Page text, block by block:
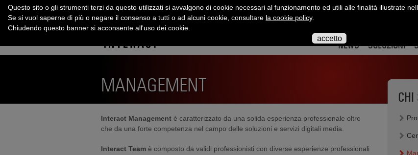
NEWS SOLUZIONI
MANAGEMENT
Interact Management è caratterizzato da una solida esperienza professionale oltre
che da una forte competenza nel campo delle soluzioni e servizi digitali media.
Interact Team è composto da validi professionisti con diverse esperienze professionali
Questo sito o gli strumenti terzi da questo utilizzati si avvalgono di cookie necessari al funzionamento ed utili alle finalità illustrate
Se si vuol saperne di più o negare il consenso a tutti o ad alcuni cookie, consultare la cookie policy.
Chiudendo questo banner si acconsente all'uso dei cookie.
accetto